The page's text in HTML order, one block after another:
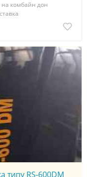
на комбайн дон
типу RS-600DM